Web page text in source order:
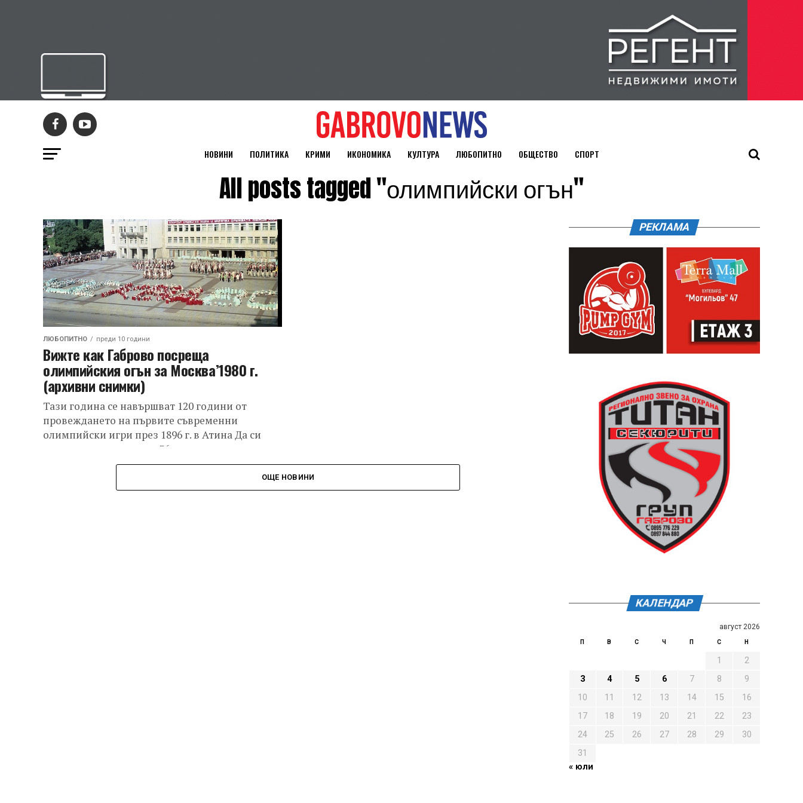
НОВИНИ ПОЛИТИКА КРИМИ ИКОНОМИКА КУЛТУРА ЛЮБОПИТНО ОБЩЕСТВО СПОРТ
All posts tagged "олимпийски огън"
ЛЮБОПИТНО преди 10 години
Вижте как Габрово посреща
олимпийския огън за Москва’1980 г.
(архивни снимки)
Тази година се навършват 120 години от
провеждането на първите съвременни
олимпийски игри през 1896 г. в Атина Да си
припомним как преди 36 години и...
ОЩЕ НОВИНИ
РЕКЛАМА
КАЛЕНДАР
август 2026
П В С Ч П С Н
1
2
3
4 5 6 7 8
9
10
11 12 13 14 15
16
17
18 19 20 21 22
23
24
25 26 27 28 29
30
31
« юли